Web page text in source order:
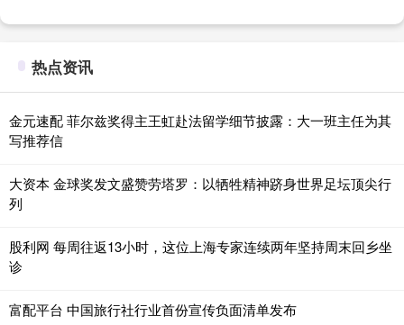
热点资讯
金元速配 菲尔兹奖得主王虹赴法留学细节披露：大一班主任为其
写推荐信
大资本 金球奖发文盛赞劳塔罗：以牺牲精神跻身世界足坛顶尖行
列
股利网 每周往返13小时，这位上海专家连续两年坚持周末回乡坐
诊
富配平台 中国旅行社行业首份宣传负面清单发布